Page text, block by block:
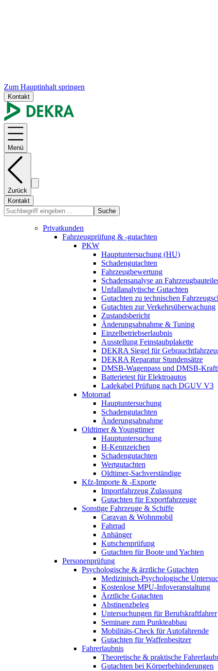
Zum Hauptinhalt springen
Kontakt
Menü
Zurück
Kontakt
Suche
Privatkunden
Fahrzeugprüfung & -gutachten
PKW
Hauptuntersuchung (HU)
Schadengutachten
Fahrzeugbewertung
Schadensanalyse an
Unfallanalytische Gutachten
Gutachten zu technischen
Gutachten zur Verkehrsüberwachung
Zustandsbericht
Änderungsabnahme & Tuning
Einzelbetriebserlaubnis
Ausstellung Feinstaubplakette
DEKRA Siegel für
DEKRA Reparatur Stundensätze
DMSB-Wagenpass und DMSB-
Batterietest für Elektroautos
Ladekabel Prüfung nach DGUV V3
Motorrad
Hauptuntersuchung
Schadengutachten
Änderungsabnahme
Oldtimer & Youngtimer
Hauptuntersuchung
H-Kennzeichen
Schadengutachten
Wertgutachten
Oldtimer-Sachverständige
Kfz-Importe & -Exporte
Importfahrzeug Zulassung
Gutachten für Exportfahrzeuge
Sonstige Fahrzeuge & Schiffe
Caravan & Wohnmobil
Fahrrad
Anhänger
Kutschenprüfung
Gutachten für Boote und Yachten
Personenprüfung
Psychologische & ärztliche Gutachten
Medizinisch-Psychologische
Kostenlose MPU-Infoveranstaltung
Ärztliche Gutachten
Abstinenzbeleg
Untersuchungen für Berufskraftfahrer
Seminare zum Punkteabbau
Mobilitäts-Check für Autofahrende
Gutachten für Waffenbesitzer
Fahrerlaubnis
Theoretische & praktische
Gutachten bei Körperbehinderungen